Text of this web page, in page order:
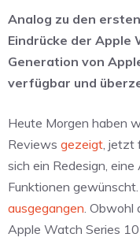
Analog zu den
Eindrücke der Apple
Generation von
verfügbar und
Heute Morgen haben
Reviews gezeigt ,
sich ein Redesign,
Funktionen
ausgegangen .
Apple Watch Series